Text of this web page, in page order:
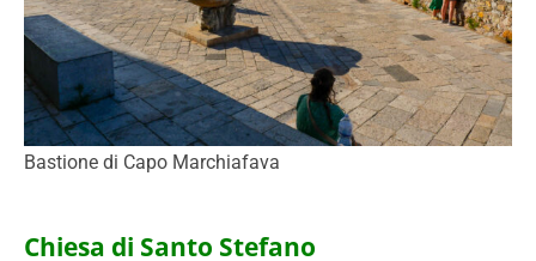
Bastione di Capo Marchiafava
Chiesa di Santo Stefano